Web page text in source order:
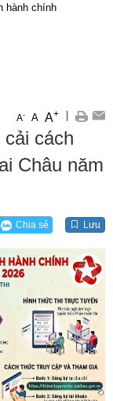
hành chính
A- A A+
cách
Châu năm
Chia sẻ Lưu